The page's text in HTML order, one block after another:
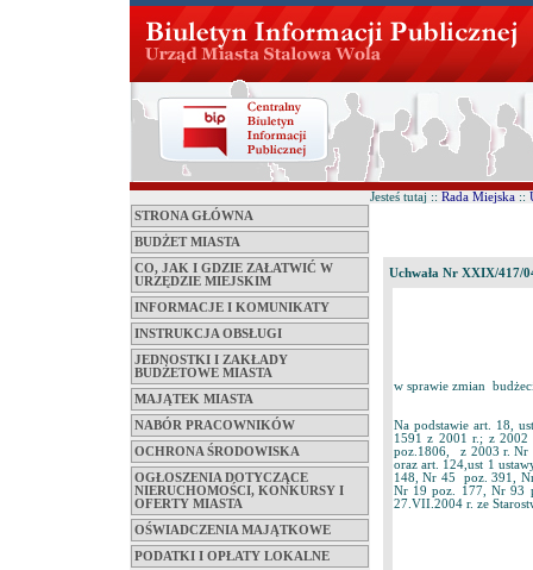
STRONA GŁÓWNA
BUDŻET MIASTA
CO, JAK I GDZIE ZAŁATWIĆ W
URZĘDZIE MIEJSKIM
INFORMACJE I KOMUNIKATY
INSTRUKCJA OBSŁUGI
JEDNOSTKI I ZAKŁADY
BUDŻETOWE MIASTA
MAJĄTEK MIASTA
NABÓR PRACOWNIKÓW
OCHRONA ŚRODOWISKA
OGŁOSZENIA DOTYCZĄCE
NIERUCHOMOŚCI, KONKURSY I
OFERTY MIASTA
OŚWIADCZENIA MAJĄTKOWE
PODATKI I OPŁATY LOKALNE
Jesteś tutaj :: Rada Miejska ::
Uchwała Nr XXIX/417/
w sprawie zmian
Na podstawie art. 18,
1591 z 2001 r.; z
poz.1806, z 2003 r. Nr
oraz art. 124,ust 1
148, Nr 45 poz. 391,
Nr 19 poz. 177, Nr 93
27.VII.2004 r. ze